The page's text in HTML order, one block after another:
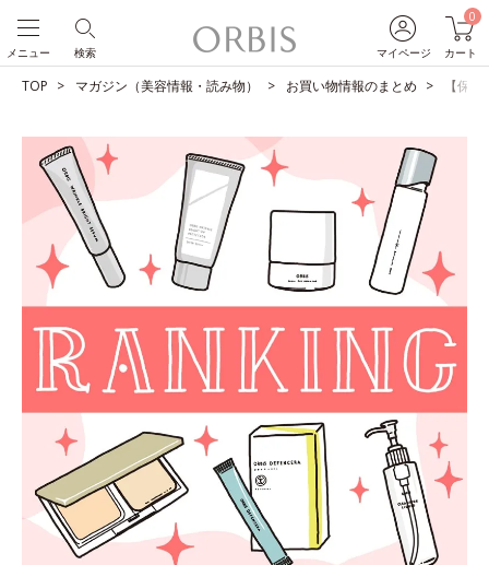
マイページ
0
カート
検索
メニュー
TOP マガジン（美容情報・読み物） お買い物情報のまとめ 【保